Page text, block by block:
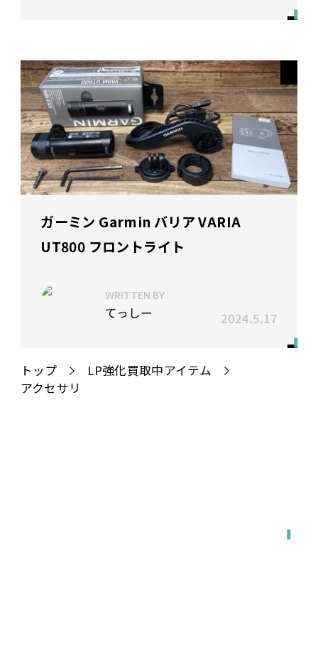
ガーミン Garmin バリア VARIA
UT800 フロントライト
WRITTEN BY
てっしー 2024.5.17
トップ
LP強化買取中アイテム
アクセサリ